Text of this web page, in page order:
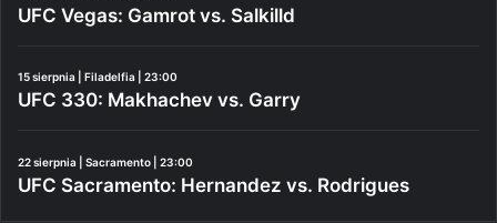
UFC Vegas: Gamrot vs. Salkilld
15 sierpnia | Filadelfia | 23:00
UFC 330: Makhachev vs. Garry
22 sierpnia | Sacramento | 23:00
UFC Sacramento: Hernandez vs. Rodrigues